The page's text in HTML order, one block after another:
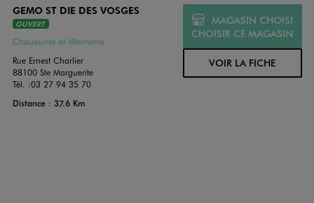
GEMO ST DIE DES VOSGES
OUVERT
Chaussures et Vêtements
Rue Ernest Charlier
88100 Ste Marguerite
Tél. :03 27 94 35 70
Distance : 37.6 Km
MAGASIN CHOISI
CHOISIR CE MAGASIN
VOIR LA FICHE